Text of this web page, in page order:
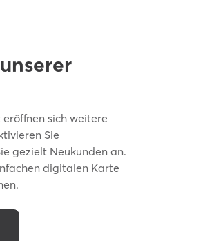
sich weitere
Sie
gezielt Neukunden an.
digitalen Karte